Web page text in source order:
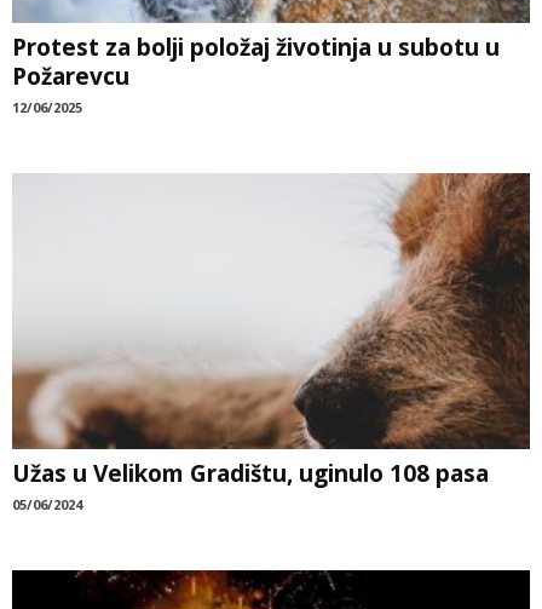
Protest za bolji položaj životinja u subotu u
Požarevcu
12/06/2025
Užas u Velikom Gradištu, uginulo 108 pasa
05/06/2024